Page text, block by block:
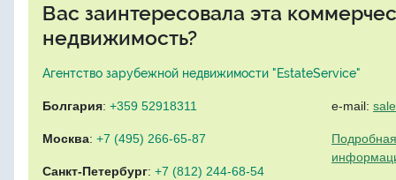
Вас заинтересовала эта
недвижимость?
Агентство зарубежной недвижимости "EstateService"
Болгария: +359 52918311
Москва: +7 (495) 266-65-87
Санкт-Петербург: +7 (812) 244-68-54
e-mail: